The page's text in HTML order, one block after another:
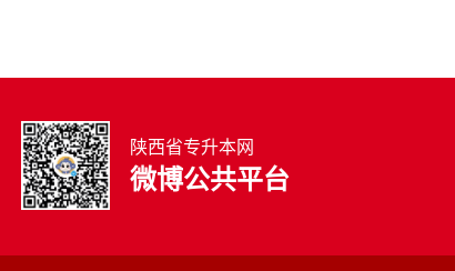
陕西省专升本网
微博公共平台